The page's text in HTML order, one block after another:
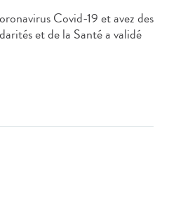
Covid-19 et avez des
et de la Santé a validé